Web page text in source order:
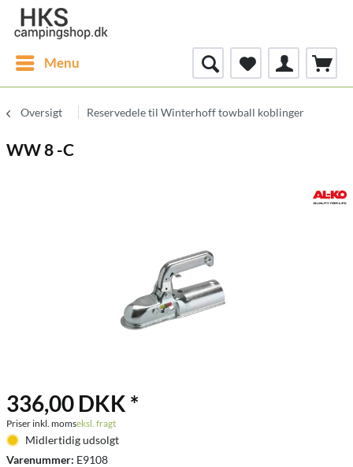
Menu
Oversigt Reservedele til Winterhoff towball koblinger
WW 8 -C
336,00 DKK *
Priser inkl. momseksl. fragt
Midlertidig udsolgt
Varenummer: E9108